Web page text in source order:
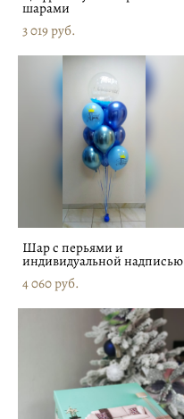
шарами
3 019 pуб.
Шар с перьями и
индивидуальной надписью
4 060 pуб.